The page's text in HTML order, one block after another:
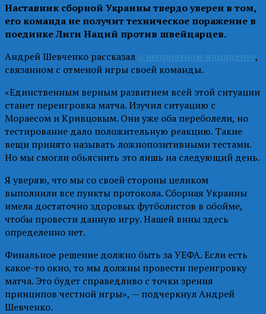
Наставник сборной Украины твердо уверен в том,
его команда не получит техническое поражение в
поединке Лиги Наций против швейцарцев.
Андрей Шевченко рассказал о неприятном инциденте,
связанном с отменой игры своей команды.
«Единственным верным развитием всей этой ситуации
станет переигровка матча. Изучил ситуацию с
Мораесом и Кривцовым. Они уже оба переболели, но
тестирование дало положительную реакцию. Такие
вещи принято называть ложнопозитивными тестами.
Но мы смогли обьяснить это лишь на следующий день.
Я уверяю, что мы со своей стороны целиком
выполнили все пункты протокола. Сборная Украины
имела достаточно здоровых футболистов в обойме,
чтобы провести данную игру. Нашей вины здесь
определенно нет.
Финальное решение должно быть за УЕФА. Если есть
какое-то окно, то мы должны провести переигровку
матча. Это будет справедливо с точки зрения
принципов честной игры», — подчеркнул Андрей
Шевченко.